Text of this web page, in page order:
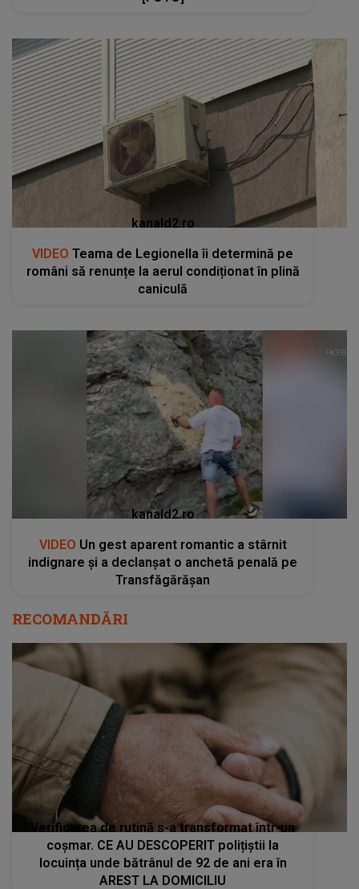
kanald2.ro
VIDEO Teama de Legionella îi determină pe
români să renunțe la aerul condiționat în plină
caniculă
kanald2.ro
VIDEO Un gest aparent romantic a stârnit
indignare și a declanșat o anchetă penală pe
Transfăgărășan
RECOMANDĂRI
Verificarea de rutină s-a transformat într-un
coșmar. CE AU DESCOPERIT polițiștii la
locuința unde bătrânul de 92 de ani era în
AREST LA DOMICILIU